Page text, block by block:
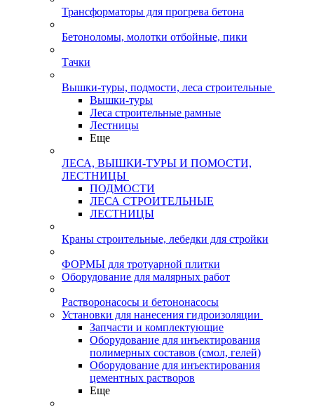
Трансформаторы для прогрева бетона
Бетоноломы, молотки отбойные, пики
Тачки
Вышки-туры, подмости, леса строительные
Вышки-туры
Леса строительные рамные
Лестницы
Еще
ЛЕСА, ВЫШКИ-ТУРЫ И ПОМОСТИ,
ЛЕСТНИЦЫ
ПОДМОСТИ
ЛЕСА СТРОИТЕЛЬНЫЕ
ЛЕСТНИЦЫ
Краны строительные, лебедки для стройки
ФОРМЫ для тротуарной плитки
Оборудование для малярных работ
Растворонасосы и бетононасосы
Установки для нанесения гидроизоляции
Запчасти и комплектующие
Оборудование для инъектирования
полимерных составов (смол, гелей)
Оборудование для инъектирования
цементных растворов
Еще